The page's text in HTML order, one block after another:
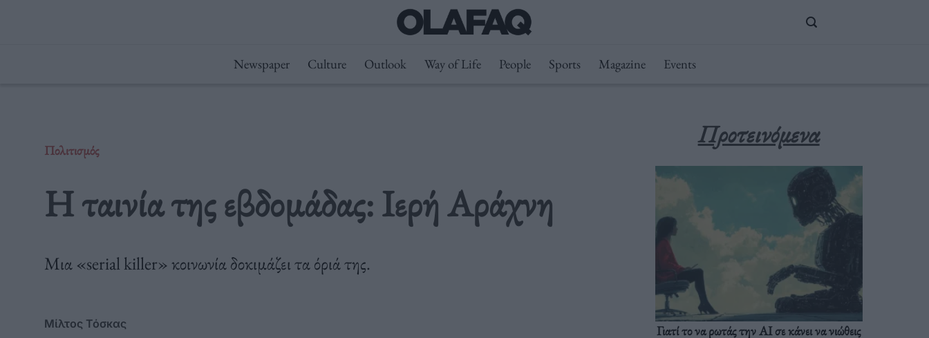
Newspaper Culture Outlook Way of Life People Sports Magazine Events
Πολιτισμός
H ταινία της εβδομάδας: Ιερή Αράχνη
Μια «serial killer» κοινωνία δοκιμάζει τα όριά της.
Μίλτος Τόσκας
Προτεινόμενα
Γιατί το να ρωτάς την AI σε κάνει να νιώθεις